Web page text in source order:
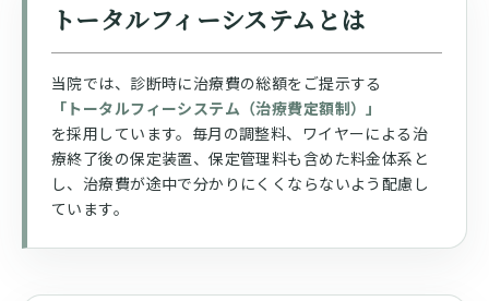
トータルフィーシステムとは
当院では、診断時に治療費の総額をご提示する
「トータルフィーシステム（治療費定額制）」
を採用しています。毎月の調整料、ワイヤーによる治
療終了後の保定装置、保定管理料も含めた料金体系と
し、治療費が途中で分かりにくくならないよう配慮し
ています。